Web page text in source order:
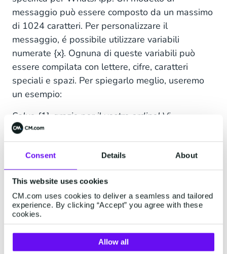
Consent Details About
This website uses cookies
CM.com uses cookies to deliver a seamless and tailored
experience. By clicking “Accept” you agree with these
cookies.
Allow all
messaggio può essere composto da un massimo
di 1024 caratteri. Per personalizzare il
messaggio, é possibile utilizzare variabili
numerate {x}. Ognuna di queste variabili può
essere compilata con lettere, cifre, caratteri
speciali e spazi. Per spiegarlo meglio, useremo
un esempio:
Salve {1}, grazie per il vostro ordine! Vi
contatteremo quando l'ordine sarà pronto per la
spedizione. Potete rintracciare il vostro ordine
con il numero {2} qui {3}. Buona giornata!
Poiché la soluzione WhatsApp Business è intesa
come un canale per inviare informazioni utili e
fornire assistenza ai clienti, l'invio di messaggi
pubblicitari, di marketing e promozionali è
proibito, con conseguente disapprovazione dei
modelli di messaggio che contegono tale